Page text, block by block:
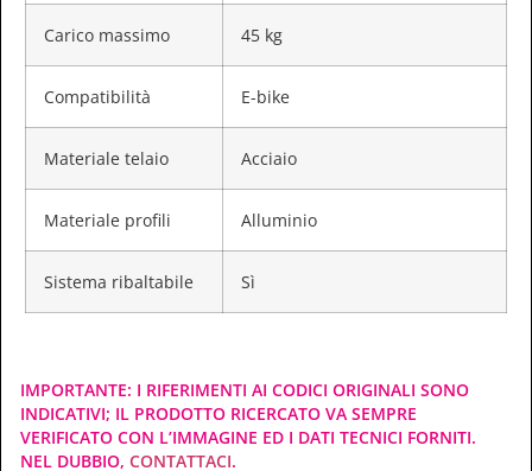
Carico massimo 45 kg
Compatibilità E-bike
Materiale telaio Acciaio
Materiale profili Alluminio
Sistema ribaltabile Sì
IMPORTANTE: I RIFERIMENTI AI CODICI ORIGINALI SONO
INDICATIVI; IL PRODOTTO RICERCATO VA SEMPRE
VERIFICATO CON L’IMMAGINE ED I DATI TECNICI FORNITI.
NEL DUBBIO, CONTATTACI.